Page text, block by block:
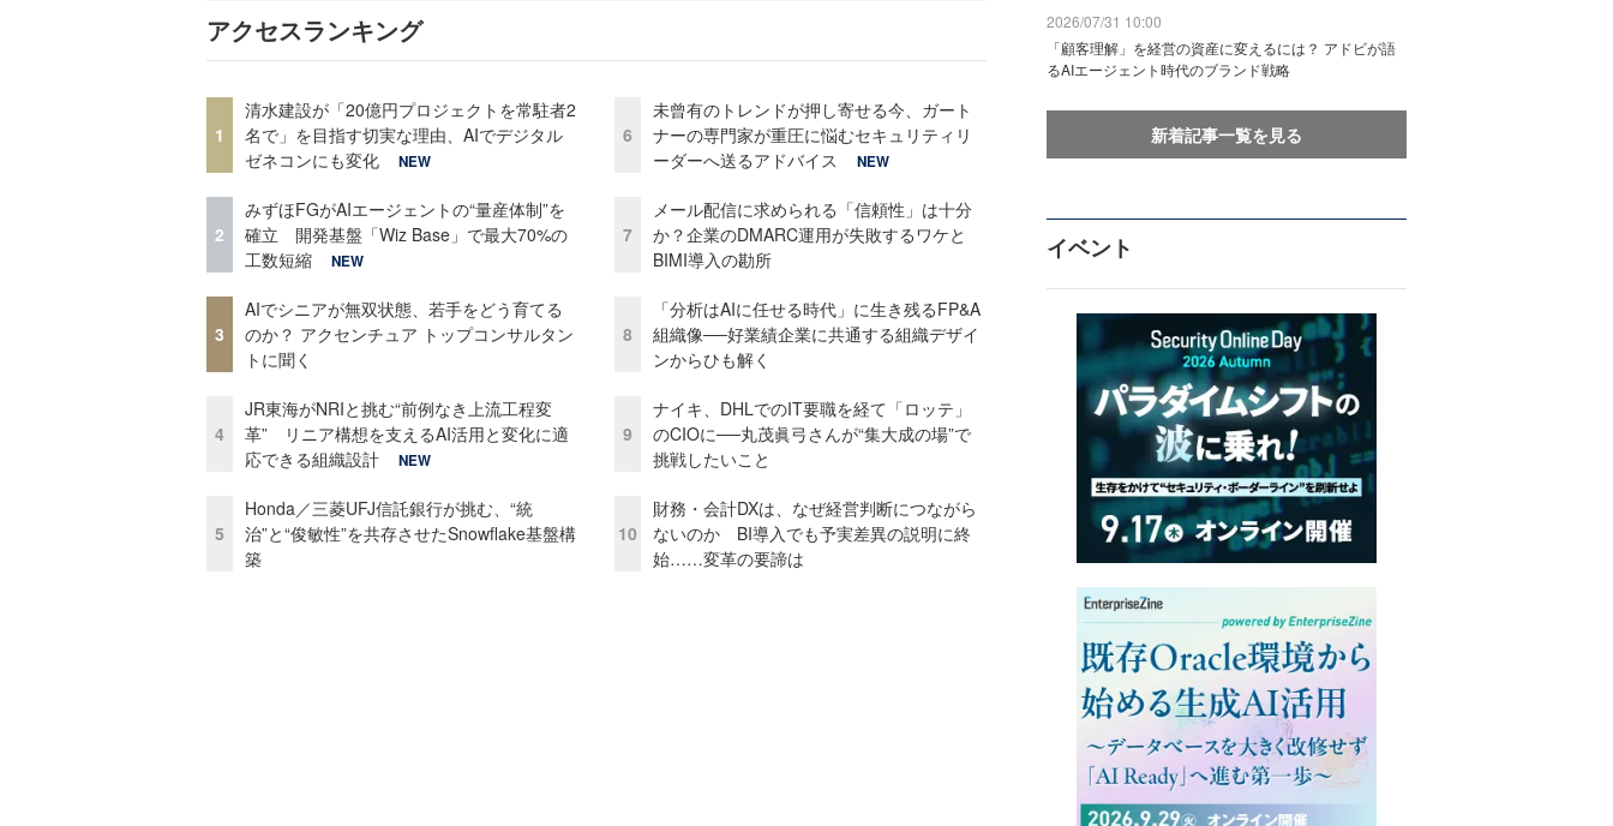
アクセスランキング
1
清水建設が「20億円プロジェクトを常駐者2
名で」を目指す切実な理由、AIでデジタル
ゼネコンにも変化
NEW
2
みずほFGがAIエージェントの“量産体制”を
確立 開発基盤「Wiz Base」で最大70%の
工数短縮
NEW
3
AIでシニアが無双状態、若手をどう育てる
のか？ アクセンチュア トップコンサルタン
トに聞く
4
JR東海がNRIと挑む“前例なき上流工程変
革” リニア構想を支えるAI活用と変化に適
応できる組織設計
NEW
5
Honda／三菱UFJ信託銀行が挑む、“統
治”と“俊敏性”を共存させたSnowflake基盤構
築
6
未曾有のトレンドが押し寄せる今、ガート
ナーの専門家が重圧に悩むセキュリティリ
ーダーへ送るアドバイス
NEW
7
メール配信に求められる「信頼性」は十分
か？企業のDMARC運用が失敗するワケと
BIMI導入の勘所
8
「分析はAIに任せる時代」に生き残るFP&A
組織像──好業績企業に共通する組織デザイ
ンからひも解く
9
ナイキ、DHLでのIT要職を経て「ロッテ」
のCIOに──丸茂眞弓さんが“集大成の場”で
挑戦したいこと
10
財務・会計DXは、なぜ経営判断につながら
ないのか BI導入でも予実差異の説明に終
始……変革の要諦は
2026/07/31 10:00
「顧客理解」を経営の資産に変えるには？ アドビが語
るAIエージェント時代のブランド戦略
新着記事一覧を見る
イベント